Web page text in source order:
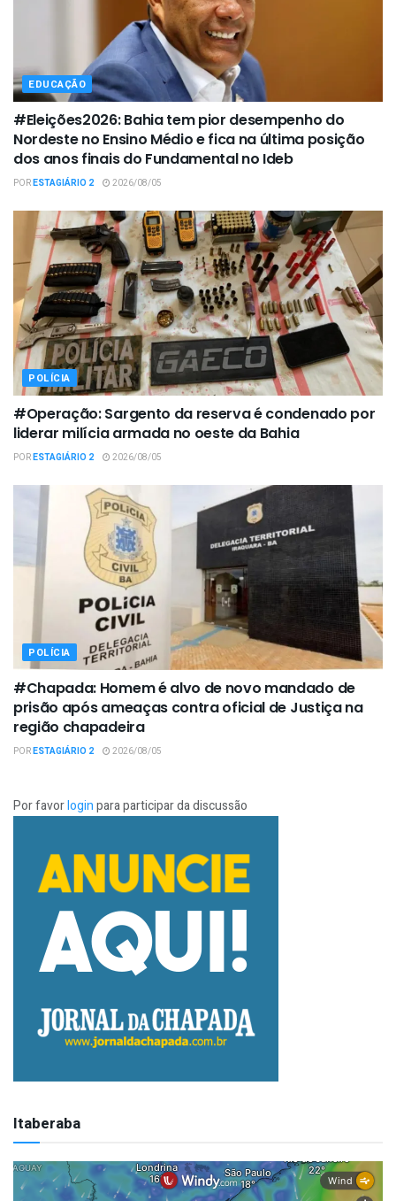
EDUCAÇÃO
#Eleições2026: Bahia tem pior desempenho do
Nordeste no Ensino Médio e fica na última posição
dos anos finais do Fundamental no Ideb
PORESTAGIÁRIO 2 2026/08/05
POLÍCIA
#Operação: Sargento da reserva é condenado por
liderar milícia armada no oeste da Bahia
PORESTAGIÁRIO 2 2026/08/05
POLÍCIA
#Chapada: Homem é alvo de novo mandado de
prisão após ameaças contra oficial de Justiça na
região chapadeira
PORESTAGIÁRIO 2 2026/08/05
Por favorloginpara participar da discussão
Itaberaba